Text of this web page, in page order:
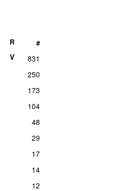
R #
V
831
250
173
104
48
29
17
14
12